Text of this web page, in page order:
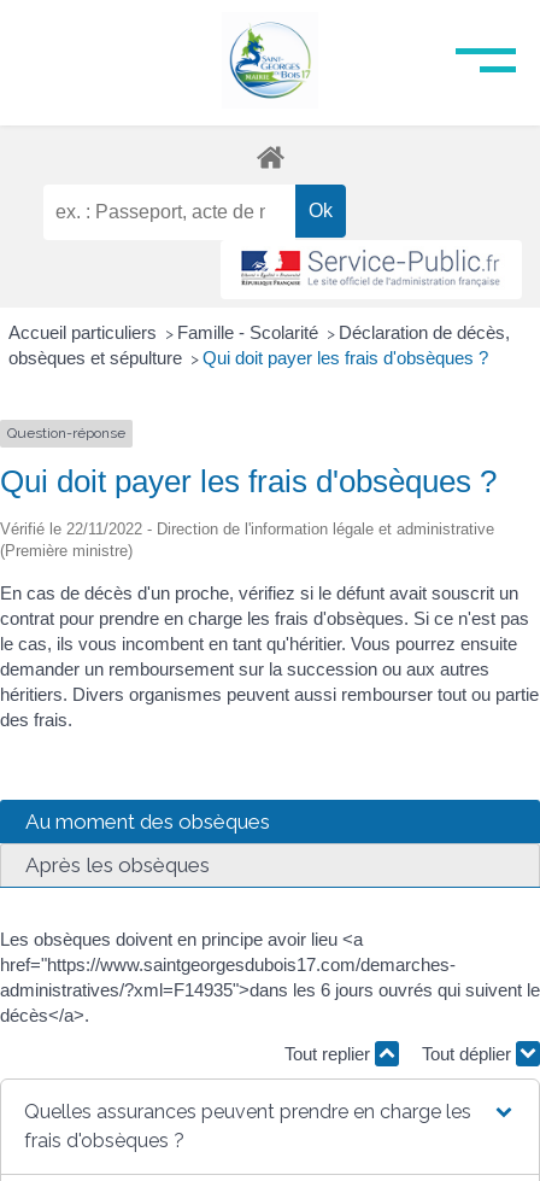
Accueil particuliers > Famille - Scolarité > Déclaration de décès,
obsèques et sépulture > Qui doit payer les frais d'obsèques ?
Question-réponse
Qui doit payer les frais d'obsèques ?
Vérifié le 22/11/2022 - Direction de l'information légale et administrative
(Première ministre)
En cas de décès d'un proche, vérifiez si le défunt avait souscrit un
contrat pour prendre en charge les frais d'obsèques. Si ce n'est pas
le cas, ils vous incombent en tant qu'héritier. Vous pourrez ensuite
demander un remboursement sur la succession ou aux autres
héritiers. Divers organismes peuvent aussi rembourser tout ou partie
des frais.
Au moment des obsèques
Après les obsèques
Les obsèques doivent en principe avoir lieu <a
href="https://www.saintgeorgesdubois17.com/demarches-
administratives/?xml=F14935">dans les 6 jours ouvrés qui suivent le
décès</a>.
Tout replier
Tout déplier
Quelles assurances peuvent prendre en charge les
frais d'obsèques ?